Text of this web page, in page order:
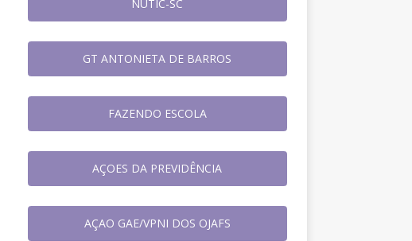
NUTIC-SC
GT ANTONIETA DE BARROS
FAZENDO ESCOLA
AÇOES DA PREVIDÊNCIA
AÇAO GAE/VPNI DOS OJAFS